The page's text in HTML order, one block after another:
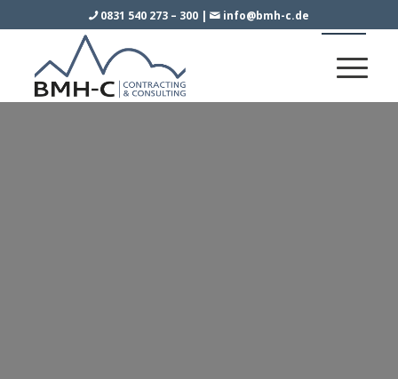
0831 540 273 – 300| info@bmh-c.de